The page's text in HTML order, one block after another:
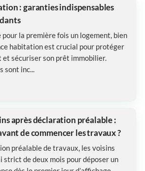
: garanties indispensables
pour la première fois un logement, bien
habitation est crucial pour protéger
et sécuriser son prêt immobilier.
sont inc...
après déclaration préalable :
de commencer les travaux ?
préalable de travaux, les voisins
strict de deux mois pour déposer un